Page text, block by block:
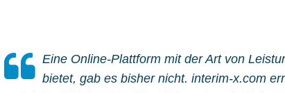
Eine Online-Plattform mit der Art von
bietet, gab es bisher nicht. interim-x.com